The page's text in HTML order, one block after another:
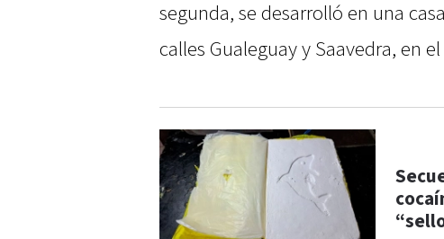
segunda, se desarrolló en una
calles Gualeguay y Saavedra, en